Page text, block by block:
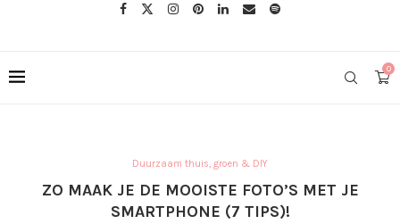
0
Duurzaam thuis, groen & DIY
ZO MAAK JE DE MOOISTE FOTO’S MET JE
SMARTPHONE (7 TIPS)!